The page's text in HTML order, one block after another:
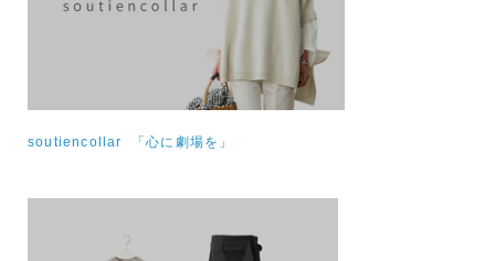
soutiencollar 「心に劇場を」